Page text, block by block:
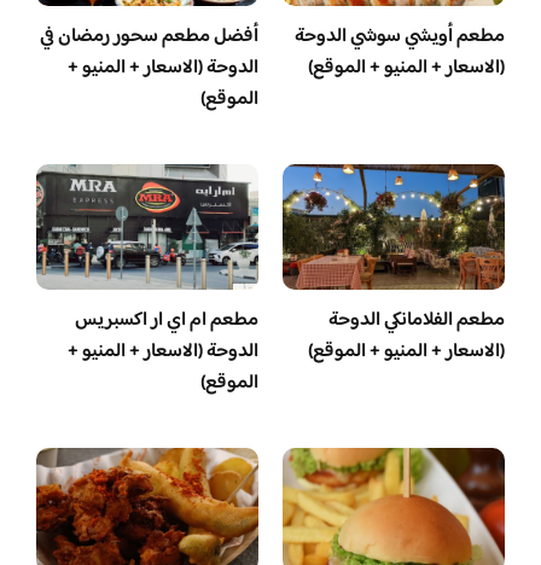
مطعم أويشي سوشي الدوحة
(الاسعار + المنيو + الموقع)
أفضل مطعم سحور رمضان في
الدوحة (الاسعار + المنيو +
الموقع)
مطعم الفلامانكي الدوحة
(الاسعار + المنيو + الموقع)
مطعم ام اي ار اكسبريس
الدوحة (الاسعار + المنيو +
الموقع)